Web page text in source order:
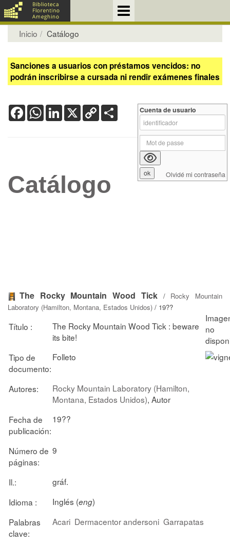
Inicio Catálogo
Sanciones a usuarios con préstamos vencidos: no
podrán inscribirse a cursada ni rendir exámenes finales
FacebookWhatsApp
LinkedIn
X Copy
Link
Catálogo
The Rocky Mountain Wood Tick/ Rocky Mountain
Laboratory (Hamilton, Montana, Estados Unidos) / 19??
Título :
The Rocky Mountain Wood Tick : beware
its bite!
Tipo de
documento:
Folleto
Autores:
Rocky Mountain Laboratory (Hamilton,
Montana, Estados Unidos), Autor
Fecha de
publicación:
19??
Número de
páginas:
9
Il.:
gráf.
Idioma :
Inglés (eng)
Palabras
clave:
Acari Dermacentor andersoni Garrapatas
Cuenta de usuario
Olvidé mi contraseña